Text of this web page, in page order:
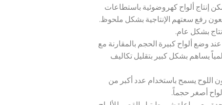
إنتاج ألواح كهروضوئية باستطاعات
السابقة (400 واط) وبالتالي استطاع المصنعون رفع سعتهم الإنتاجية بشكل ملحوظ.
بشكل عام.
وضع ألواح كبيرة الحجم بالمقارنة مع
الشحن عالمياً يساهم بشكل كبير بتقليل تكاليف
اللوح يسمح باستخدام عدد أكبر من
أصغر حجماً.